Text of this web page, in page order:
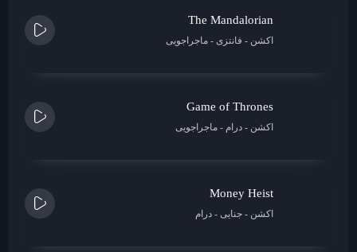
The Mandalorian
اکشن فانتزی ماجراجویی
Game of Thrones
اکشن درام ماجراجویی
Money Heist
اکشن جنایی درام